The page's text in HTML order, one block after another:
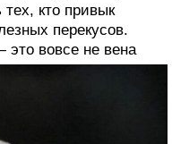
кто привык
перекусов.
это вовсе не вена